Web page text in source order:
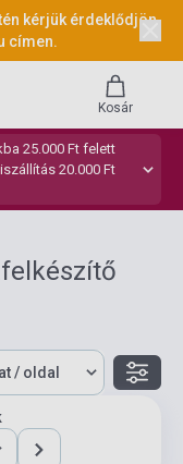
kérjük érdeklődjön
címen.
25.000 Ft felett
20.000 Ft
Kosár